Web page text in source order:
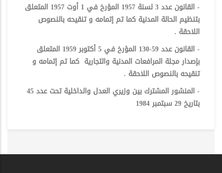
- القانون عدد 3 لسنة 1957 المؤرخ في 1 أوت 1957 المتعلق
بتنظيم الحالة المدنية كما تم إتمامه و تنقيحه بالنصوص
اللاحقة .
- القانون عدد 59-130 المؤرخ في 5 أكتوبر 1959 المتعلق
بإصدار مجلة المرافعات المدنية والتجارية كما تم إتمامه و
تنقيحه بالنصوص اللاحقة .
- المنشور المشترك بين وزيري العدل والداخلية تحت عدد 45
بتاريخ 29 سبتمبر 1984